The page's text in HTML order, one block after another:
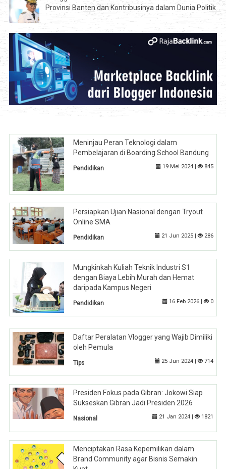
Provinsi Banten dan Kontribusinya dalam Dunia Politik
Meninjau Peran Teknologi dalam
Pembelajaran di Boarding School Bandung
Pendidikan 19 Mei 2024 | 845
Persiapkan Ujian Nasional dengan Tryout
Online SMA
Pendidikan 21 Jun 2025 | 286
Mungkinkah Kuliah Teknik Industri S1
dengan Biaya Lebih Murah dan Hemat
daripada Kampus Negeri
Pendidikan 16 Feb 2026 | 0
Daftar Peralatan Vlogger yang Wajib Dimiliki
oleh Pemula
Tips 25 Jun 2024 | 714
Presiden Fokus pada Gibran: Jokowi Siap
Sukseskan Gibran Jadi Presiden 2026
Nasional 21 Jan 2024 | 1821
Menciptakan Rasa Kepemilikan dalam
Brand Community agar Bisnis Semakin